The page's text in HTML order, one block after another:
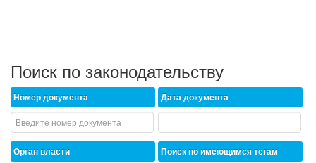
Поиск по законодательству
Номер документа
Орган власти
Дата документа
Поиск по имеющимся тегам